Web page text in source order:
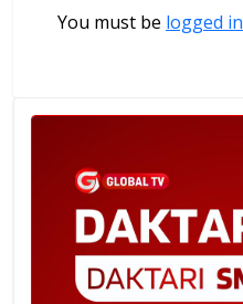
You must be logged in